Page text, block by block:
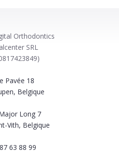
Orthodontics
SRL
Pavée 18
Belgique
Long 7
Vith, Belgique
63 88 99